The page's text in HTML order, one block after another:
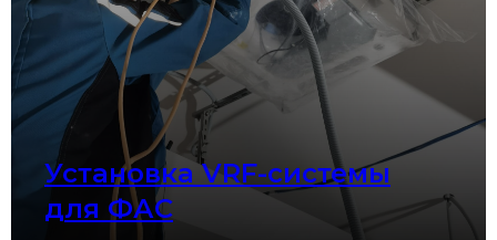
Установка VRF-системы
для ФАС